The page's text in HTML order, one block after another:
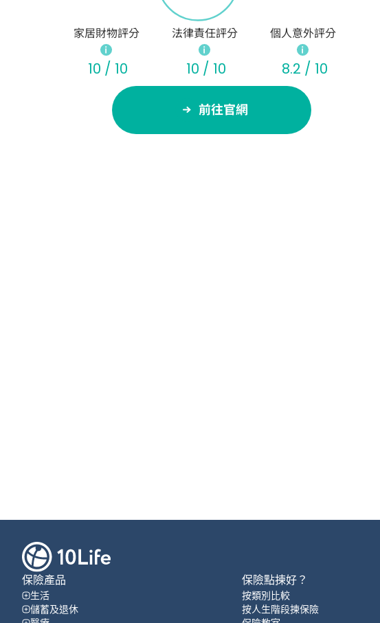
家居財物評分
10 / 10
法律責任評分
10 / 10
個人意外評分
8.2 / 10
前往官網
保險產品
生活
儲蓄及退休
保險點揀好？
按類別比較
按人生階段揀保險